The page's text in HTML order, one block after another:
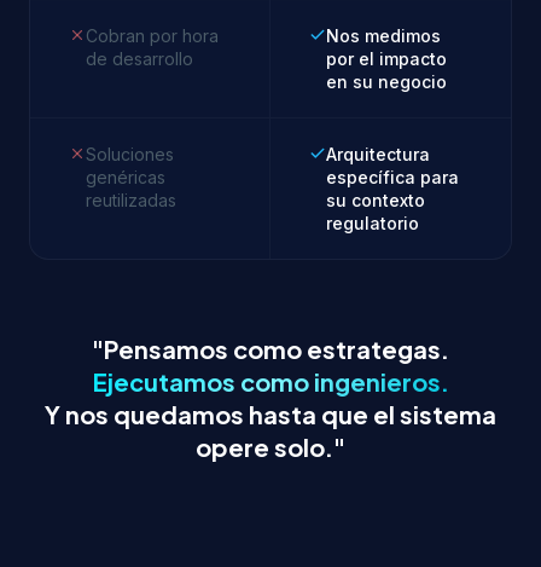
Cobran por hora
de desarrollo
Nos medimos
por el impacto
en su negocio
Soluciones
genéricas
reutilizadas
Arquitectura
específica para
su contexto
regulatorio
"Pensamos como estrategas.
Ejecutamos como ingenieros.
Y nos quedamos hasta que el sistema
opere solo."